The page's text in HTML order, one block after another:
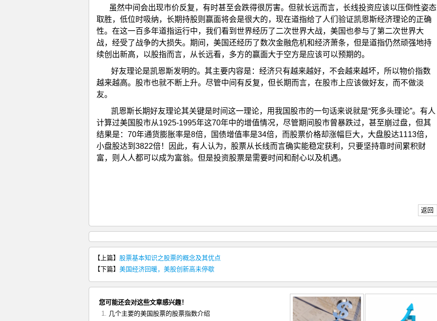
虽然中间会出现市价反复，有时甚至会跌得很厉害。但就长远而言，长线投资应该以压倒性姿态
取胜，低位时吸纳，长期持股则赢面将会是很大的，现在道指给了人们验证凯恩斯经济理论的正确
性。在这一百多年道指运行中，我们看到世界经历了二次世界大战，美国也参与了第二次世界大
战，经受了战争的大损失。期间，美国还经历了数次金融危机和经济萧条，但是道指仍然顽强地持
续创出新高，以股指而言，从长远看，多方的赢面大于空方是应该可以预期的。
好友理论是凯恩斯发明的。其主要内容是：经济只有越来越好，不会越来越坏，所以物价指数
越来越高。股市也就不断上升。尽管中间有反复，但长期而言，在股市上应该做好友，而不做淡
友。
凯恩斯长期好友理论其关键是时间这一理论，用我国股市的一句话来说就是“死多头理论”。有人
计算过美国股市从1925-1995年这70年中的增值情况，尽管期间股市曾暴跌过，甚至崩过盘，但其
结果是：70年通货膨胀率是8倍，国债增值率是34倍，而股票价格却涨幅巨大，大盘股达1113倍，
小盘股达到3822倍！因此，有人认为，股票从长线而言确实能稳定获利，只要坚持靠时间累积财
富，则人人都可以成为富翁。但是投资股票是需要时间和耐心以及机遇。
返回
【上篇】 股票基本知识之股票的概念及其优点
【下篇】 美国经济回暖，美股创新高未停歇
您可能还会对这些文章感兴趣！
几个主要的美国股票的股票指数介绍